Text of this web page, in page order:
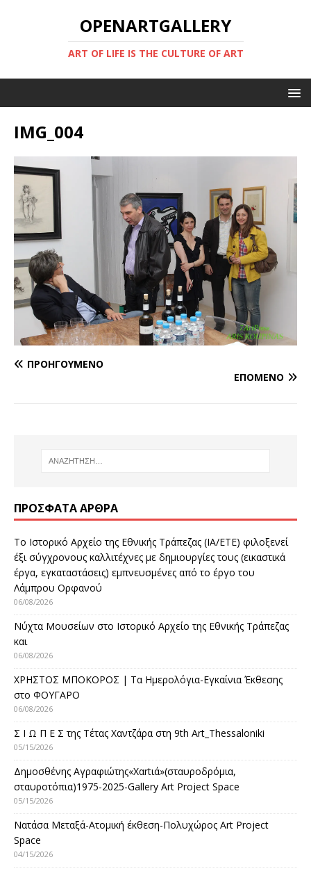
OPENARTGALLERY
ART OF LIFE IS THE CULTURE OF ART
IMG_004
ΠΡΟΗΓΟΎΜΕΝΟ
ΕΠΌΜΕΝΟ
ΠΡΌΣΦΑΤΑ ΆΡΘΡΑ
Το Ιστορικό Αρχείο της Εθνικής Τράπεζας (ΙΑ/ΕΤΕ) φιλοξενεί
έξι σύγχρονους καλλιτέχνες με δημιουργίες τους (εικαστικά
έργα, εγκαταστάσεις) εμπνευσμένες από το έργο του
Λάμπρου Ορφανού
06/08/2026
Νύχτα Μουσείων στο Ιστορικό Αρχείο της Εθνικής Τράπεζας
και
06/08/2026
ΧΡΗΣΤΟΣ ΜΠΟΚΟΡΟΣ | Τα Ημερολόγια-Εγκαίνια Έκθεσης
στο ΦΟΥΓΑΡΟ
06/08/2026
Σ Ι Ω Π Ε Σ της Τέτας Χαντζάρα στη 9th Art_Thessaloniki
05/15/2026
Δημοσθένης Αγραφιώτης«Xαrtιά»(σταυροδρόμια,
σταυροτόπια)1975-2025-Gallery Art Project Space
05/15/2026
Νατάσα Μεταξά-Ατομική έκθεση-Πολυχώρος Art Project
Space
04/15/2026